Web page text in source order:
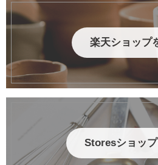
楽天ショップ
Storesショッ